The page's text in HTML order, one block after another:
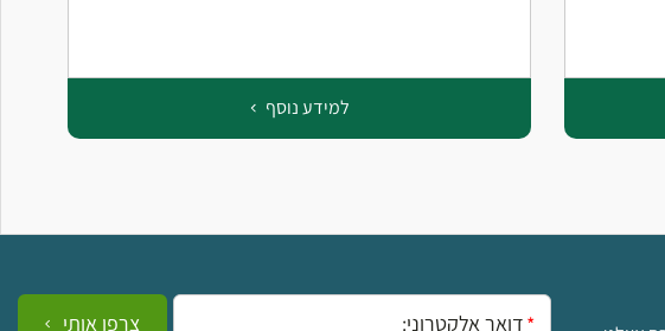
למידע נוסף
אימייל:
צרפו אותי